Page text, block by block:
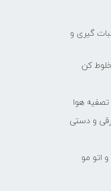
گیری و
کن
هوا
و دستی
اتو مو